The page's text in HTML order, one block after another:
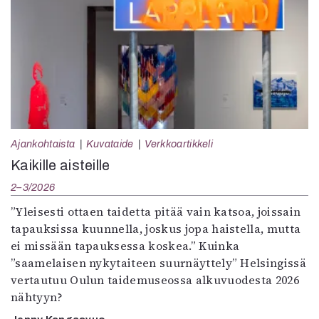
Ajankohtaista Kuvataide Verkkoartikkeli
Kaikille aisteille
2–3/2026
”Yleisesti ottaen taidetta pitää vain katsoa, joissain
tapauksissa kuunnella, joskus jopa haistella, mutta
ei missään tapauksessa koskea.” Kuinka
”saamelaisen nykytaiteen suurnäyttely” Helsingissä
vertautuu Oulun taidemuseossa alkuvuodesta 2026
nähtyyn?